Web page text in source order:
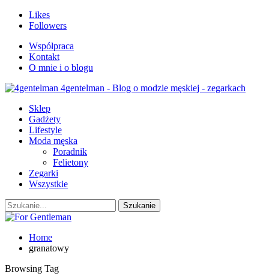
Likes
Followers
Współpraca
Kontakt
O mnie i o blogu
4gentelman - Blog o modzie męskiej - zegarkach
Sklep
Gadżety
Lifestyle
Moda męska
Poradnik
Felietony
Zegarki
Wszystkie
Home
granatowy
Browsing Tag